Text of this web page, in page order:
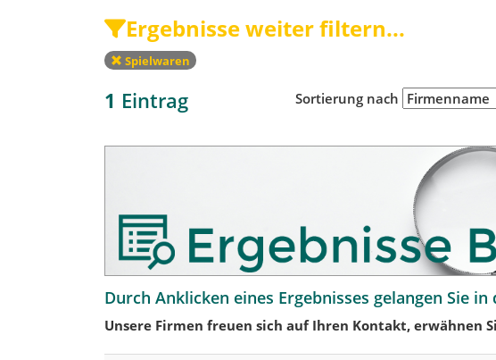
Ergebnisse weiter filtern...
Spielwaren
1 Eintrag Sortierung nach
Durch Anklicken eines Ergebnisses gelangen Sie
Unsere Firmen freuen sich auf Ihren Kontakt, erwähnen